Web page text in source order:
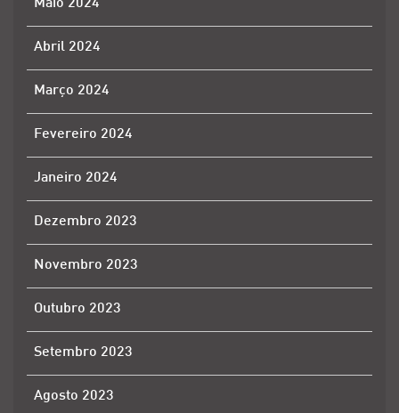
Maio 2024
Abril 2024
Março 2024
Fevereiro 2024
Janeiro 2024
Dezembro 2023
Novembro 2023
Outubro 2023
Setembro 2023
Agosto 2023